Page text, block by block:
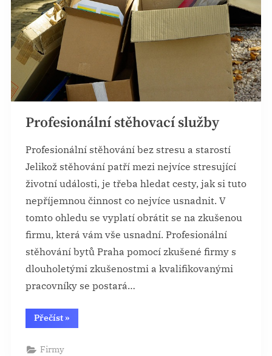
Profesionální stěhovací služby
Profesionální stěhování bez stresu a starostí
Jelikož stěhování patří mezi nejvíce stresující
životní události, je třeba hledat cesty, jak si tuto
nepříjemnou činnost co nejvíce usnadnit. V
tomto ohledu se vyplatí obrátit se na zkušenou
firmu, která vám vše usnadní. Profesionální
stěhování bytů Praha pomocí zkušené firmy s
dlouholetými zkušenostmi a kvalifikovanými
pracovníky se postará…
Přečíst“Profesionální
stěhovací
»
Firmy